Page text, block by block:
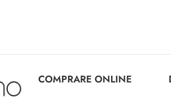
COMPRARE ONLINE